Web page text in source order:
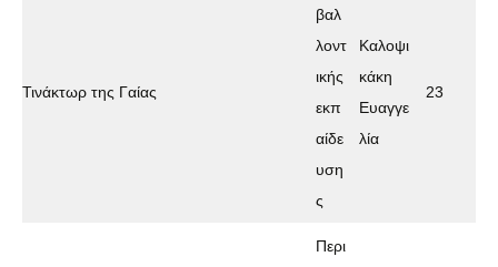
Τινάκτωρ της Γαίας
βαλ
λοντ
ικής
εκπ
αίδε
υση
ς
Καλοψι
κάκη
Ευαγγε
λία
23
Περι